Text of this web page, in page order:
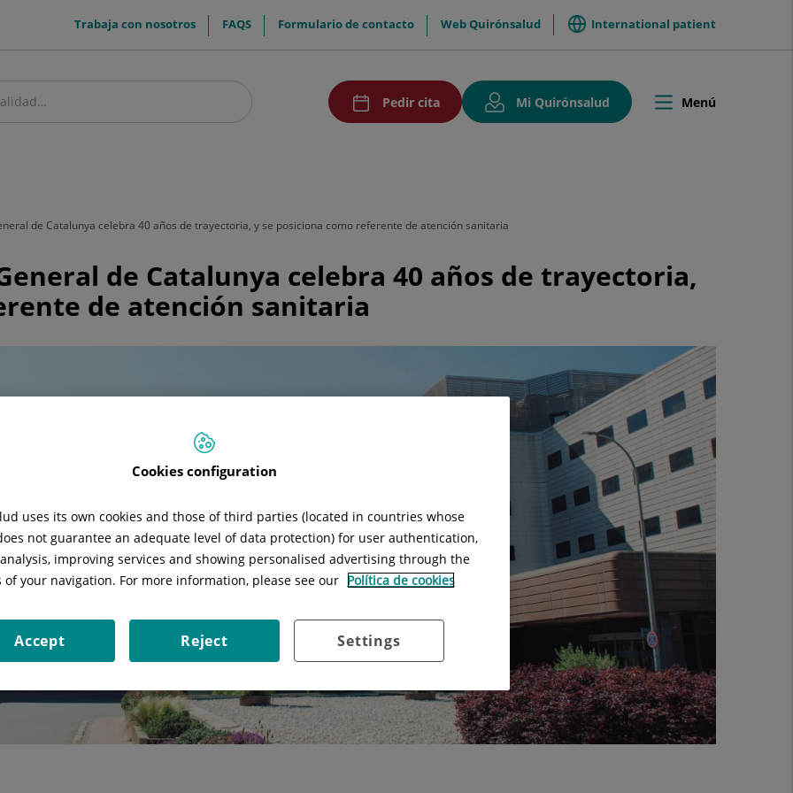
menuTop
Trabaja con nosotros FAQS Formulario de contacto Web Quirónsalud International patient
menuAcceso
Pedir cita Este
enlace
se
Mi Quirónsalud Este
enlace
se
Toggle
Menú
de Catalunya celebra 40 años de trayectoria, y se posiciona como referente de atención sanitaria
de Catalunya celebra 40 años de trayectoria,
de atención sanitaria
Cookies configuration
uses its own cookies and those of third parties (located in countries whose
not guarantee an adequate level of data protection) for user authentication,
improving services and showing personalised advertising through the
of your navigation. For more information, please see our Política de cookies
Settings
Reject
Accept